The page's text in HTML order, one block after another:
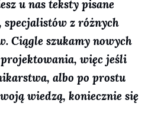
u nas teksty pisane
z różnych
Ciągle szukamy nowych
więc jeśli
albo po prostu
wiedzą, koniecznie się